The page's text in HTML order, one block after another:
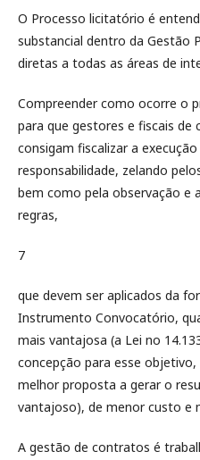
O Processo licitatório é
substancial dentro da Gestão
diretas a todas as áreas de
Compreender como ocorre o
para que gestores e fiscais
consigam fiscalizar a
responsabilidade, zelando
bem como pela observação e
regras,
7
que devem ser aplicados da
Instrumento Convocatório,
mais vantajosa (a Lei no
concepção para esse
melhor proposta a gerar o
vantajoso), de menor custo e
A gestão de contratos é